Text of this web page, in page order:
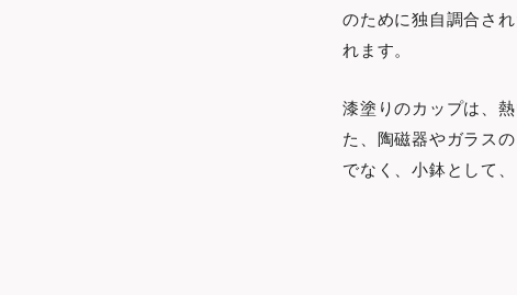
のために独自調合さ
れます。
漆塗りのカップは、
た、陶磁器やガラス
でなく、小鉢として